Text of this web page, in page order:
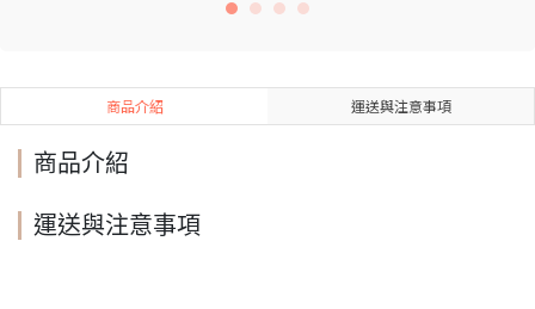
商品介紹 運送與注意事項
商品介紹
運送與注意事項